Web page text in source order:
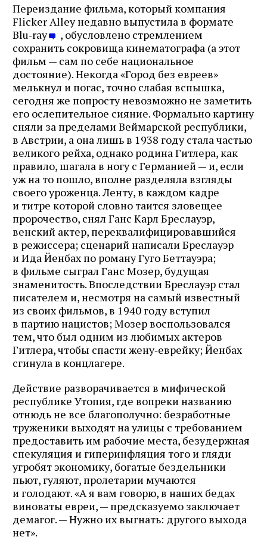
Переиздание фильма, который компания
Flicker Alley недавно выпустила в формате
Blu‑ray
, обусловлено стремлением
сохранить сокровища кинематографа (а этот
фильм — сам по себе национальное
достояние). Некогда «Город без евреев»
мелькнул и погас, точно слабая вспышка,
сегодня же попросту невозможно не заметить
его ослепительное сияние. Формально картину
сняли за пределами Веймарской республики,
в Австрии, а она лишь в 1938 году стала частью
великого рейха, однако родина Гитлера, как
правило, шагала в ногу с Германией — и, если
уж на то пошло, вполне разделяла взгляды
своего уроженца. Ленту, в каждом кадре
и титре которой словно таится зловещее
пророчество, снял Ганс Карл Бреслауэр,
венский актер, переквалифицировавшийся
в режиссера; сценарий написали Бреслауэр
и Ида Йенбах по роману Гуго Беттауэра;
в фильме сыграл Ганс Мозер, будущая
знаменитость. Впоследствии Бреслауэр стал
писателем и, несмотря на самый известный
из своих фильмов, в 1940 году вступил
в партию нацистов; Мозер воспользовался
тем, что был одним из любимых актеров
Гитлера, чтобы спасти жену‑еврейку; Йенбах
сгинула в концлагере.
Действие разворачивается в мифической
республике Утопия, где вопреки названию
отнюдь не все благополучно: безработные
труженики выходят на улицы с требованием
предоставить им рабочие места, безудержная
спекуляция и гиперинфляция того и гляди
угробят экономику, богатые бездельники
пьют, гуляют, пролетарии мучаются
и голодают. «А я вам говорю, в наших бедах
виноваты евреи, — предсказуемо заключает
демагог. — Нужно их выгнать: другого выхода
нет».